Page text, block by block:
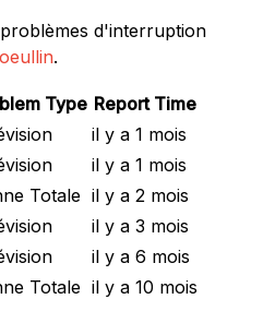
d'interruption
.
Type Report Time
il y a 1 mois
il y a 1 mois
Totale il y a 2 mois
il y a 3 mois
il y a 6 mois
Totale il y a 10 mois